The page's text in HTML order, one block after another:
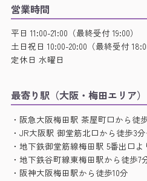
営業時間
平日 11:00-21:00（最終受付 19:00）
土日祝日 10:00-20:00（最終受付
定休日 水曜日
最寄り駅（大阪・梅田エリア）
・阪急大阪梅田駅 茶屋町口から徒
・JR大阪駅 御堂筋北口から徒歩3
・地下鉄御堂筋線梅田駅 5番出口
・地下鉄谷町線東梅田駅から徒歩7
・阪神大阪梅田駅から徒歩10分